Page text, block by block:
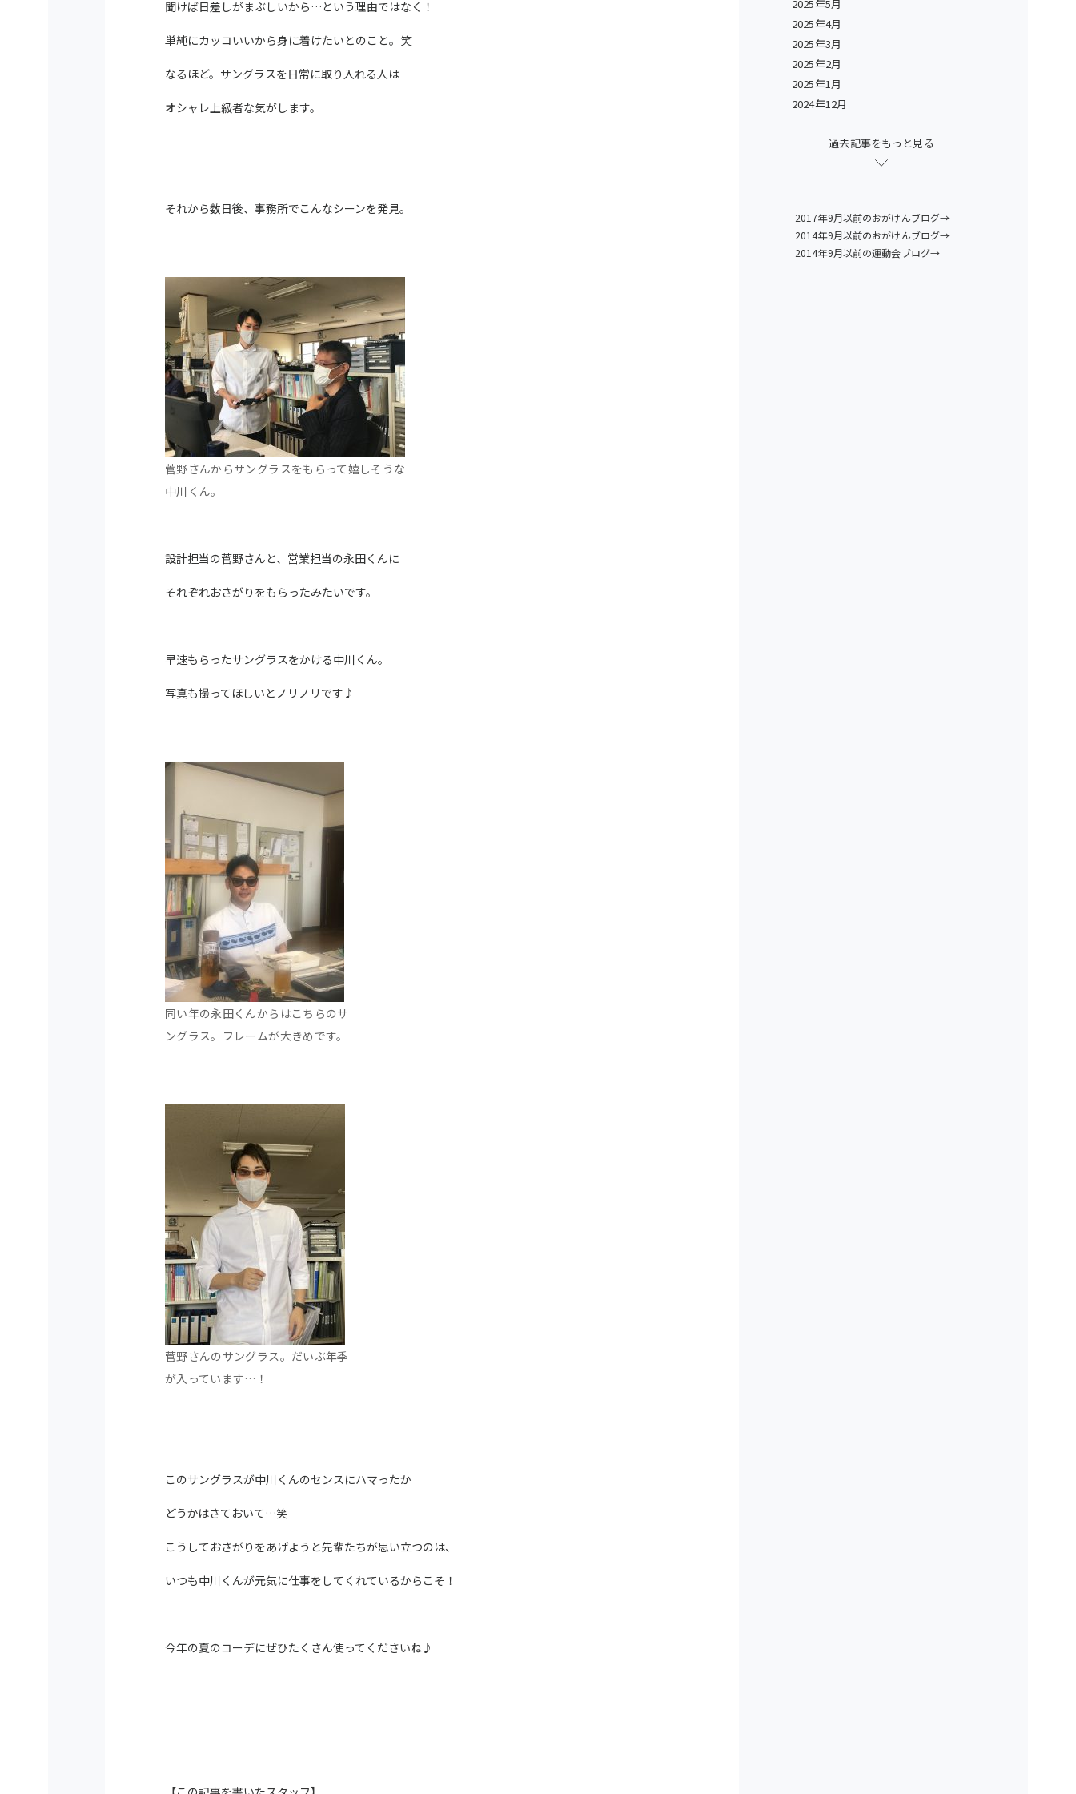
聞けば日差しがまぶしいから…という理由ではなく！
単純にカッコいいから身に着けたいとのこと。笑
なるほど。サングラスを日常に取り入れる人は
オシャレ上級者な気がします。
それから数日後、事務所でこんなシーンを発見。
菅野さんからサングラスをもらって嬉しそうな
中川くん。
設計担当の菅野さんと、営業担当の永田くんに
それぞれおさがりをもらったみたいです。
早速もらったサングラスをかける中川くん。
写真も撮ってほしいとノリノリです♪
同い年の永田くんからはこちらのサ
ングラス。フレームが大きめです。
菅野さんのサングラス。だいぶ年季
が入っています…！
このサングラスが中川くんのセンスにハマったか
どうかはさておいて…笑
こうしておさがりをあげようと先輩たちが思い立つのは、
いつも中川くんが元気に仕事をしてくれているからこそ！
今年の夏のコーデにぜひたくさん使ってくださいね♪
2025年5月
2025年4月
2025年3月
2025年2月
2025年1月
2024年12月
過去記事をもっと見る
2017年9月以前のおがけんブログ→
2014年9月以前のおがけんブログ→
2014年9月以前の運動会ブログ→